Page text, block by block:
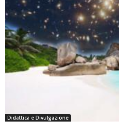
Didattica e Divulgazione